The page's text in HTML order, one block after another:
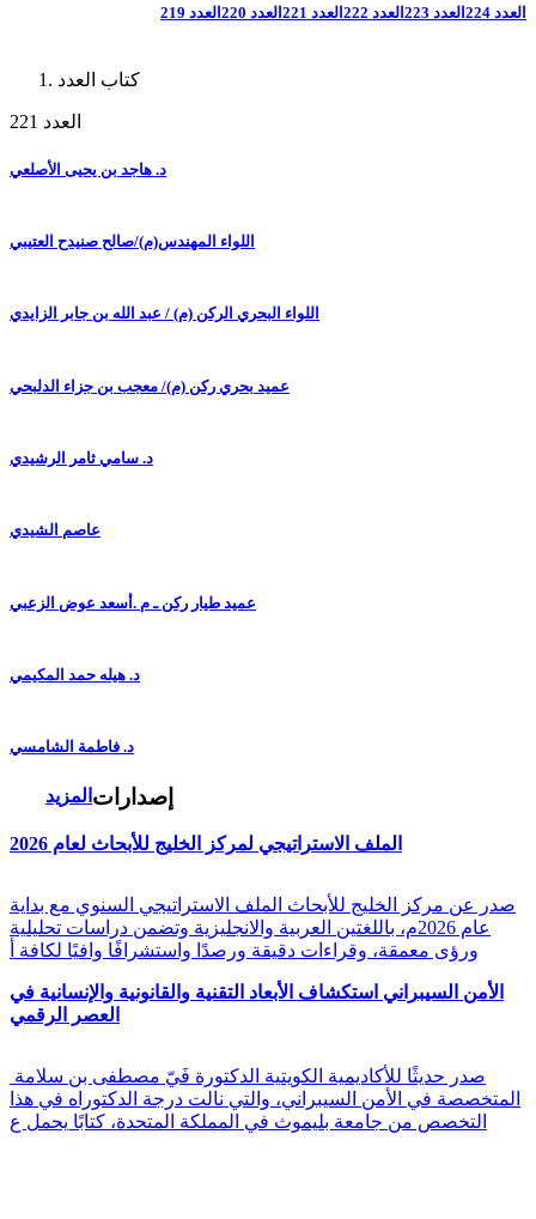
العدد 224 العدد 223 العدد 222 العدد 221 العدد 220 العدد 219
كتاب العدد
العدد 221
د. هاجد بن يحيى الأصلعي
اللواء المهندس(م)/صالح صنيدح العتيبي
اللواء البحري الركن (م) / عبد الله بن جابر الزايدي
عميد بحري ركن (م)/ معجب بن جزاء الدلبحي
د. سامي ثامر الرشيدي
عاصم الشيدي
عميد طيار ركن ـ م .أسعد عوض الزعبي
د. هيله حمد المكيمي
د. فاطمة الشامسي
المزيد إصدارات
الملف الاستراتيجي لمركز الخليج للأبحاث لعام 2026
صدر عن مركز الخليج للأبحاث الملف الاستراتيجي السنوي مع بداية
عام 2026م، باللغتين العربية والانجليزية وتضمن دراسات تحليلية
ورؤى معمقة، وقراءات دقيقة ورصدًا واستشرافًا وافيًا لكافة أ
الأمن السيبراني استكشاف الأبعاد التقنية والقانونية والإنسانية في
العصر الرقمي
المتخصصة في الأمن السيبراني، والتي نالت درجة الدكتوراه في هذا
التخصص من جامعة بليموث في المملكة المتحدة، كتابًا يحمل ع